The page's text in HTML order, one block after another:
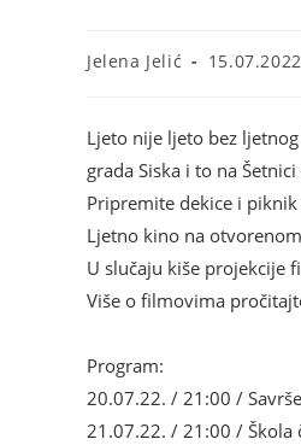
Jelena Jelić 15.07.2022
Ljeto nije ljeto bez
grada Siska i to na
Pripremite dekice i
Ljetno kino na
U slučaju kiše projekcije
Više o filmovima
Program:
20.07.22. / 21:00 /
21.07.22. / 21:00 /